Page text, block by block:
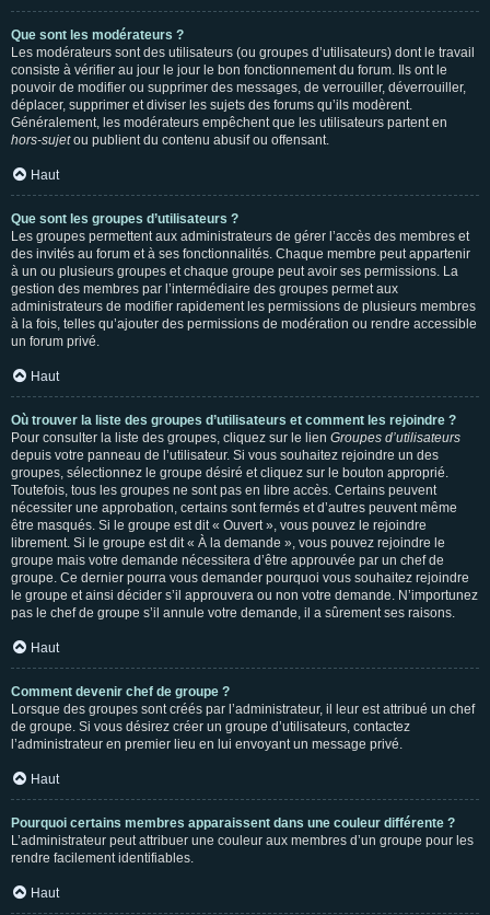
Que sont les modérateurs ?
Les modérateurs sont des utilisateurs (ou groupes d’utilisateurs) dont le travail
consiste à vérifier au jour le jour le bon fonctionnement du forum. Ils ont le
pouvoir de modifier ou supprimer des messages, de verrouiller, déverrouiller,
déplacer, supprimer et diviser les sujets des forums qu’ils modèrent.
Généralement, les modérateurs empêchent que les utilisateurs partent en
hors-sujetou publient du contenu abusif ou offensant.
Haut
Que sont les groupes d’utilisateurs ?
Les groupes permettent aux administrateurs de gérer l’accès des membres et
des invités au forum et à ses fonctionnalités. Chaque membre peut appartenir
à un ou plusieurs groupes et chaque groupe peut avoir ses permissions. La
gestion des membres par l’intermédiaire des groupes permet aux
administrateurs de modifier rapidement les permissions de plusieurs membres
à la fois, telles qu’ajouter des permissions de modération ou rendre accessible
un forum privé.
Haut
Où trouver la liste des groupes d’utilisateurs et comment les rejoindre ?
Pour consulter la liste des groupes, cliquez sur le lien Groupes d’utilisateurs
depuis votre panneau de l’utilisateur. Si vous souhaitez rejoindre un des
groupes, sélectionnez le groupe désiré et cliquez sur le bouton approprié.
Toutefois, tous les groupes ne sont pas en libre accès. Certains peuvent
nécessiter une approbation, certains sont fermés et d’autres peuvent même
être masqués. Si le groupe est dit « Ouvert », vous pouvez le rejoindre
librement. Si le groupe est dit « À la demande », vous pouvez rejoindre le
groupe mais votre demande nécessitera d’être approuvée par un chef de
groupe. Ce dernier pourra vous demander pourquoi vous souhaitez rejoindre
le groupe et ainsi décider s’il approuvera ou non votre demande. N’importunez
pas le chef de groupe s’il annule votre demande, il a sûrement ses raisons.
Haut
Comment devenir chef de groupe ?
Lorsque des groupes sont créés par l’administrateur, il leur est attribué un chef
de groupe. Si vous désirez créer un groupe d’utilisateurs, contactez
l’administrateur en premier lieu en lui envoyant un message privé.
Haut
Pourquoi certains membres apparaissent dans une couleur différente ?
L’administrateur peut attribuer une couleur aux membres d’un groupe pour les
rendre facilement identifiables.
Haut